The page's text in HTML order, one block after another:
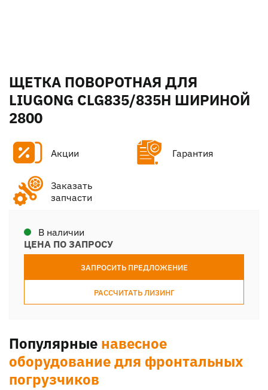
ЩЕТКА ПОВОРОТНАЯ ДЛЯ
LIUGONG CLG835/835H ШИРИНОЙ
2800
Акции Гарантия
Заказать
запчасти
В наличии
ЦЕНА ПО ЗАПРОСУ
ЗАПРОСИТЬ ПРЕДЛОЖЕНИЕ
РАССЧИТАТЬ ЛИЗИНГ
Популярные навесное
оборудование для фронтальных
погрузчиков